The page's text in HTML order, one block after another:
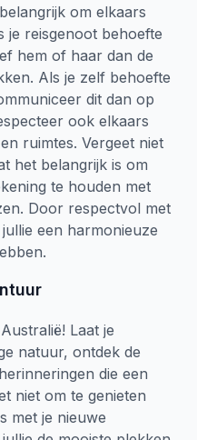
om elkaars
je reisgenoot behoefte
hem of haar dan de
Als je zelf behoefte
dit dan op
ook elkaars
ruimtes. Vergeet niet
het belangrijk is om
te houden met
Door respectvol met
een harmonieuze
Laat je
natuur, ontdek de
die een
niet om te genieten
met je nieuwe